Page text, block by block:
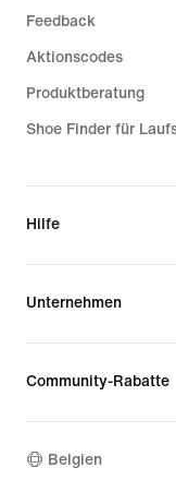
Feedback
Aktionscodes
Produktberatung
Shoe Finder für
Hilfe
Unternehmen
Community-Rabatte
Belgien